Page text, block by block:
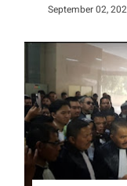
September 02,